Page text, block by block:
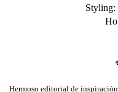
Styling:
Hermoso editorial de